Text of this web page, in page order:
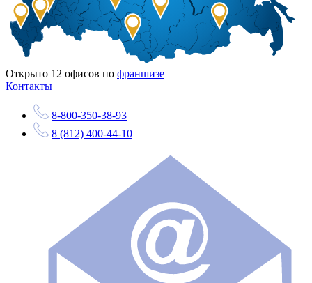
Открыто 12 офисов по франшизе
Контакты
8-800-350-38-93
8 (812) 400-44-10